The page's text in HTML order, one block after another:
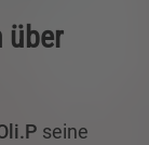
über
seine